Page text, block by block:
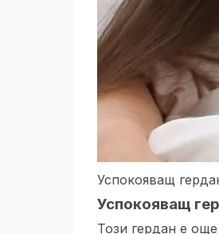
Успокояващ
Успокояващ
Този гердан е